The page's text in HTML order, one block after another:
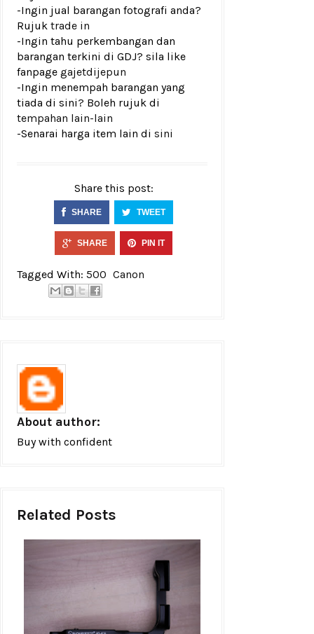
-Ingin jual barangan fotografi anda?
Rujuk trade in
-Ingin tahu perkembangan dan
barangan terkini di GDJ? sila like
fanpage gajetdijepun
-Ingin menempah barangan yang
tiada di sini? Boleh rujuk di
tempahan lain-lain
-Senarai harga item lain di sini
Share this post:
SHARE TWEET
SHARE PIN IT
Tagged With: 500 Canon
About author:
Buy with confident
Related Posts